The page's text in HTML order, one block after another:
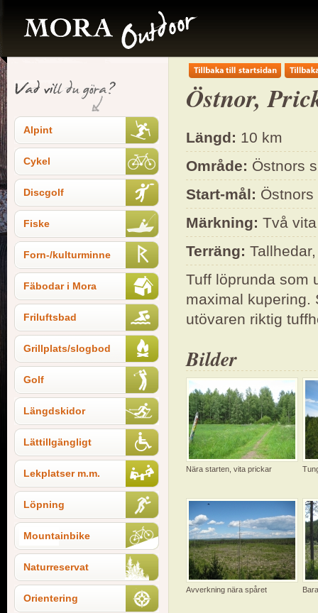
Alpint
Cykel
Discgolf
Fiske
Forn-/kulturminne
Fäbodar i Mora
Friluftsbad
Grillplats/slogbod
Golf
Längdskidor
Lättillgängligt
Lekplatser m.m.
Löpning
Mountainbike
Naturreservat
Orientering
Östnor,
Längd: 10 km
Område: Östnors
Start-mål:
Märkning: Två
Terräng:
Tuff löprunda som
maximal kupering.
utövaren riktig
Bilder
Nära starten, vita prickar
Avverkning nära spåret